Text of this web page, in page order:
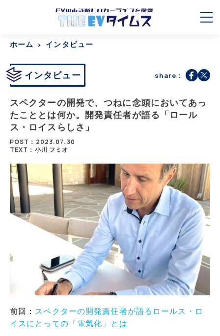
ホーム インタビュー
インタビュー share：
スペクターの開発で、つねに念頭においてあっ
たこととは何か。開発責任者が語る「ロール
ス・ロイスらしさ」
POST：2023.07.30
TEXT：小川 フミオ
前回： スペクターの開発責任者が語るロールス・ロ
イスにとっての「電気化」とは